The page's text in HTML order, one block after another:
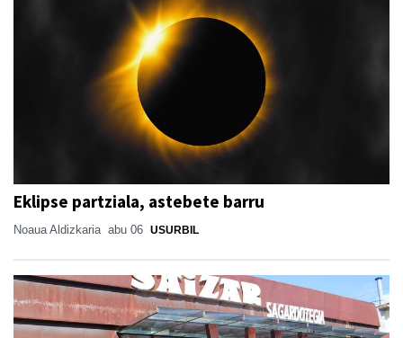
Eklipse partziala, astebete barru
Noaua Aldizkaria abu 06 USURBIL